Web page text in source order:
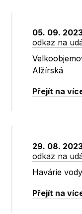
05. 09.
odkaz na
Alžírská
Přejít na
29. 08.
odkaz na
Havárie vody
Přejít na